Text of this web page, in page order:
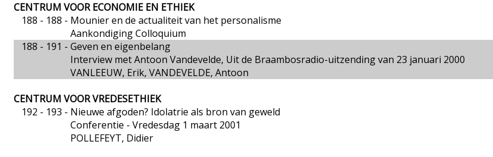
CENTRUM VOOR ECONOMIE EN ETHIEK
188 - 188 - Mounier en de actualiteit van het personalisme
Aankondiging Colloquium
188 - 191 - Geven en eigenbelang
Interview met Antoon Vandevelde, Uit de Braambosradio-uitzending van 23 januari 2000
VANLEEUW, Erik, VANDEVELDE, Antoon
CENTRUM VOOR VREDESETHIEK
192 - 193 - Nieuwe afgoden? Idolatrie als bron van geweld
Conferentie - Vredesdag 1 maart 2001
POLLEFEYT, Didier